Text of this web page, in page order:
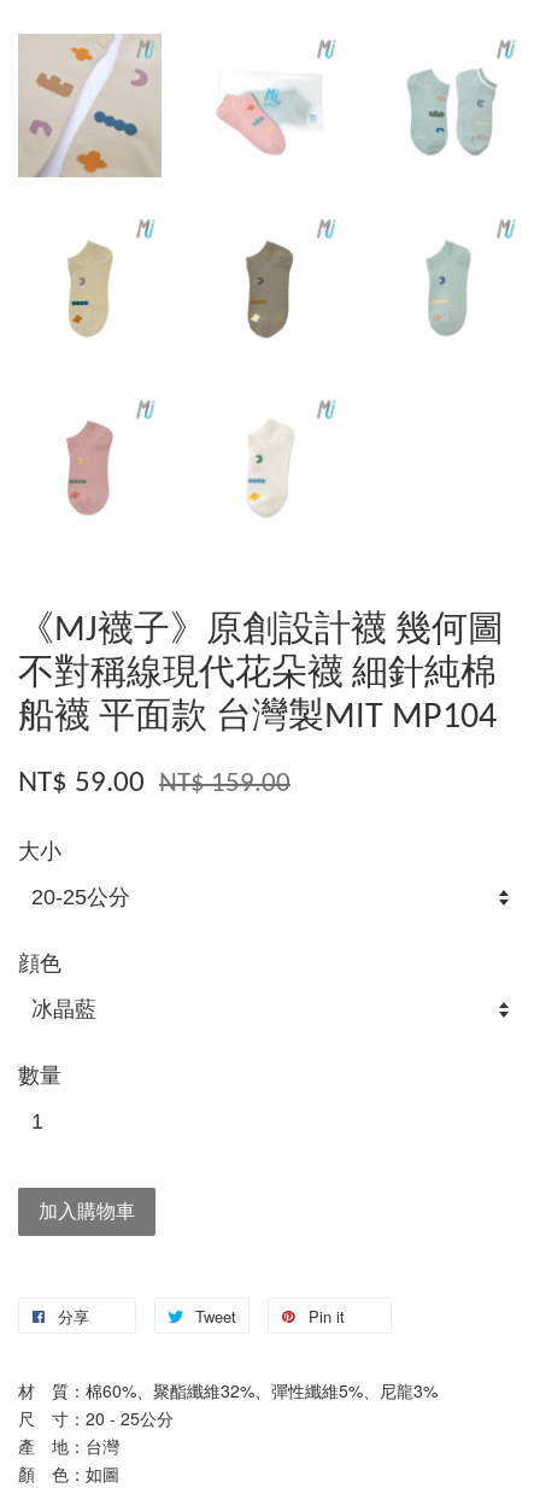
《MJ襪子》原創設計襪 幾何圖
不對稱線現代花朵襪 細針純棉
船襪 平面款 台灣製MIT MP104
NT$ 59.00 NT$ 159.00
大小
顔色
數量
加入購物車
分享 Tweet Pin it
材　質：棉60%、聚酯纖維32%、彈性纖維5%、尼龍3%
尺　寸：20 - 25公分
產　地：台灣
顏　色：如圖